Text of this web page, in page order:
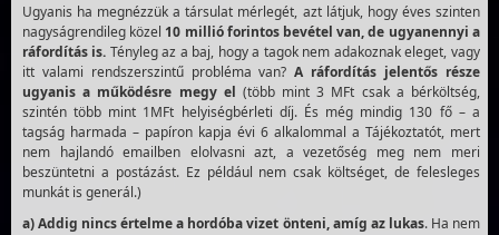
Ugyanis ha megnézzük a társulat mérlegét, azt látjuk, hogy éves szinten
nagyságrendileg közel 10 millió forintos bevétel van, de ugyanennyi a
ráfordítás is. Tényleg az a baj, hogy a tagok nem adakoznak eleget, vagy
itt valami rendszerszintű probléma van? A ráfordítás jelentős része
ugyanis a működésre megy el (több mint 3 MFt csak a bérköltség,
szintén több mint 1MFt helyiségbérleti díj. És még mindig 130 fő – a
tagság harmada – papíron kapja évi 6 alkalommal a Tájékoztatót, mert
nem hajlandó emailben elolvasni azt, a vezetőség meg nem meri
beszüntetni a postázást. Ez például nem csak költséget, de felesleges
munkát is generál.)
a) Addig nincs értelme a hordóba vizet önteni, amíg az lukas. Ha nem